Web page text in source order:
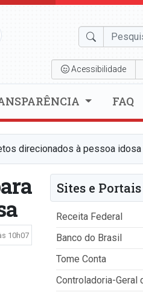
Acessibilidade
FAQ
direcionados à pessoa idosa
10h07
Sites e Portais
Receita Federal
Banco do Brasil
Tome Conta
Controladoria-Geral